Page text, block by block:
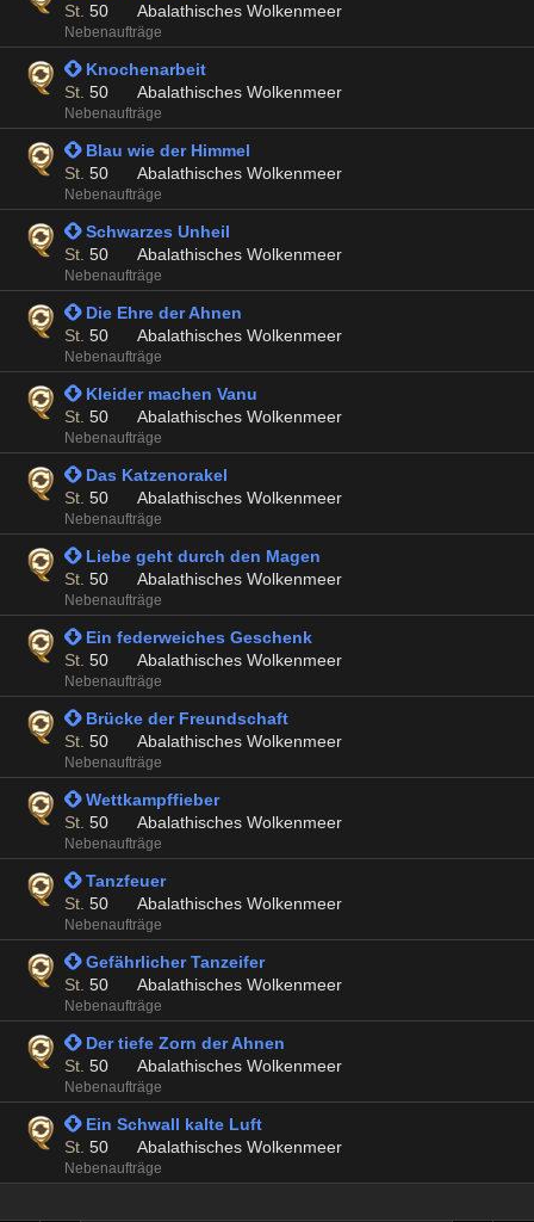
St. 50 Abalathisches Wolkenmeer
Nebenaufträge
 Knochenarbeit
St. 50 Abalathisches Wolkenmeer
Nebenaufträge
 Blau wie der Himmel
St. 50 Abalathisches Wolkenmeer
Nebenaufträge
 Schwarzes Unheil
St. 50 Abalathisches Wolkenmeer
Nebenaufträge
 Die Ehre der Ahnen
St. 50 Abalathisches Wolkenmeer
Nebenaufträge
 Kleider machen Vanu
St. 50 Abalathisches Wolkenmeer
Nebenaufträge
 Das Katzenorakel
St. 50 Abalathisches Wolkenmeer
Nebenaufträge
 Liebe geht durch den Magen
St. 50 Abalathisches Wolkenmeer
Nebenaufträge
 Ein federweiches Geschenk
St. 50 Abalathisches Wolkenmeer
Nebenaufträge
 Brücke der Freundschaft
St. 50 Abalathisches Wolkenmeer
Nebenaufträge
 Wettkampffieber
St. 50 Abalathisches Wolkenmeer
Nebenaufträge
 Tanzfeuer
St. 50 Abalathisches Wolkenmeer
Nebenaufträge
 Gefährlicher Tanzeifer
St. 50 Abalathisches Wolkenmeer
Nebenaufträge
 Der tiefe Zorn der Ahnen
St. 50 Abalathisches Wolkenmeer
Nebenaufträge
 Ein Schwall kalte Luft
St. 50 Abalathisches Wolkenmeer
Nebenaufträge